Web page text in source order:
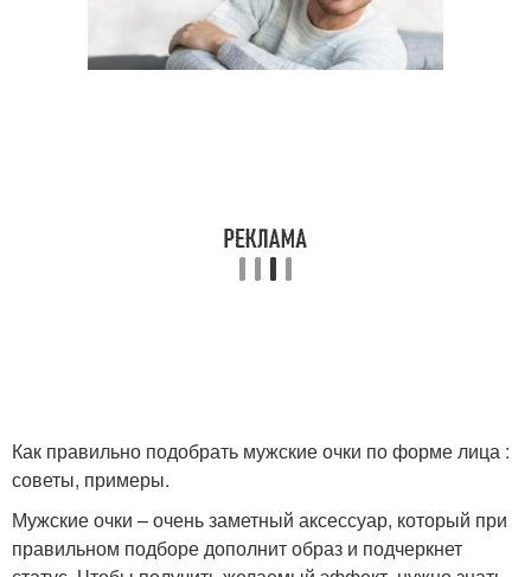
Как правильно подобрать мужские очки по форме лица :
советы, примеры.
Мужские очки – очень заметный аксессуар, который при
правильном подборе дополнит образ и подчеркнет